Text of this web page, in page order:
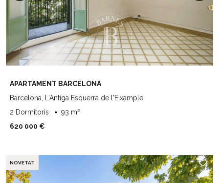
APARTAMENT BARCELONA
Barcelona, L'Antiga Esquerra de l'Eixample
2 Dormitoris
93 m²
620 000 €
NOVETAT